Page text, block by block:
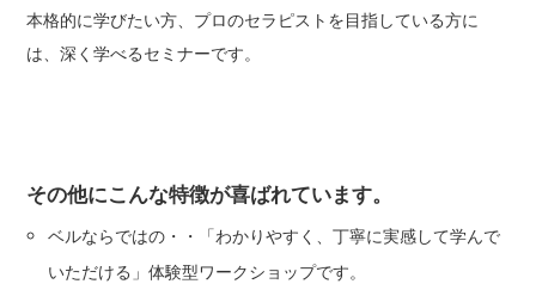
本格的に学びたい方、プロのセラピストを目指している方に
は、深く学べるセミナーです。
その他にこんな特徴が喜ばれています。
ベルならではの・・「わかりやすく、丁寧に実感して学んで
いただける」体験型ワークショップです。